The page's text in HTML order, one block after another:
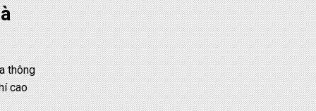
thông
cao